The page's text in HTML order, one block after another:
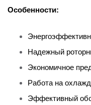
Особенности:
Надежный
Экономичное
Работа на
Эффективный